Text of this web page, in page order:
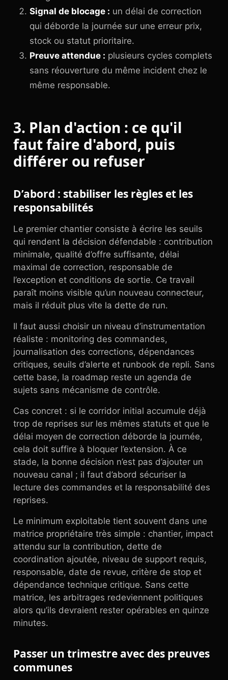
Signal de blocage : un délai de correction
qui déborde la journée sur une erreur prix,
stock ou statut prioritaire.
Preuve attendue : plusieurs cycles complets
sans réouverture du même incident chez le
même responsable.
3. Plan d'action : ce qu'il
faut faire d'abord, puis
différer ou refuser
D’abord : stabiliser les règles et les
responsabilités
Le premier chantier consiste à écrire les seuils
qui rendent la décision défendable : contribution
minimale, qualité d’offre suffisante, délai
maximal de correction, responsable de
l’exception et conditions de sortie. Ce travail
paraît moins visible qu’un nouveau connecteur,
mais il réduit plus vite la dette de run.
Il faut aussi choisir un niveau d’instrumentation
réaliste : monitoring des commandes,
journalisation des corrections, dépendances
critiques, seuils d’alerte et runbook de repli. Sans
cette base, la roadmap reste un agenda de
sujets sans mécanisme de contrôle.
Cas concret : si le corridor initial accumule déjà
trop de reprises sur les mêmes statuts et que le
délai moyen de correction déborde la journée,
cela doit suffire à bloquer l’extension. À ce
stade, la bonne décision n’est pas d’ajouter un
nouveau canal ; il faut d’abord sécuriser la
lecture des commandes et la responsabilité des
reprises.
Le minimum exploitable tient souvent dans une
matrice propriétaire très simple : chantier, impact
attendu sur la contribution, dette de
coordination ajoutée, niveau de support requis,
responsable, date de revue, critère de stop et
dépendance technique critique. Sans cette
matrice, les arbitrages redeviennent politiques
alors qu’ils devraient rester opérables en quinze
minutes.
Passer un trimestre avec des preuves
communes